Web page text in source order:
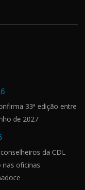
33ª edição entre
de 2027
da CDL
oficinas